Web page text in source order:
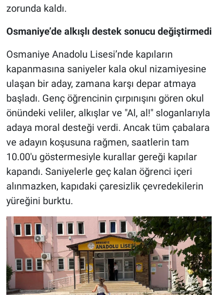
zorunda kaldı.
Osmaniye’de alkışlı destek sonucu değiştirmedi
Osmaniye Anadolu Lisesi’nde kapıların
kapanmasına saniyeler kala okul nizamiyesine
ulaşan bir aday, zamana karşı depar atmaya
başladı. Genç öğrencinin çırpınışını gören okul
önündeki veliler, alkışlar ve "Al, al!" sloganlarıyla
adaya moral desteği verdi. Ancak tüm çabalara
ve adayın koşusuna rağmen, saatlerin tam
10.00'u göstermesiyle kurallar gereği kapılar
kapandı. Saniyelerle geç kalan öğrenci içeri
alınmazken, kapıdaki çaresizlik çevredekilerin
yüreğini burktu.